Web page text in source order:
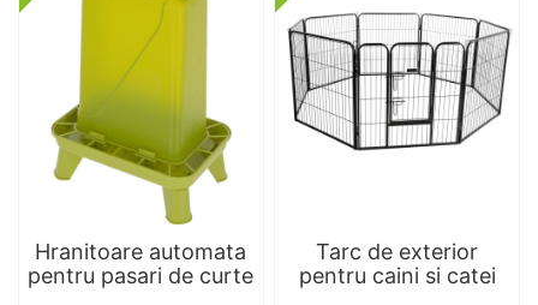
Hranitoare automata
pentru pasari de curte
Tarc de exterior
pentru caini si catei